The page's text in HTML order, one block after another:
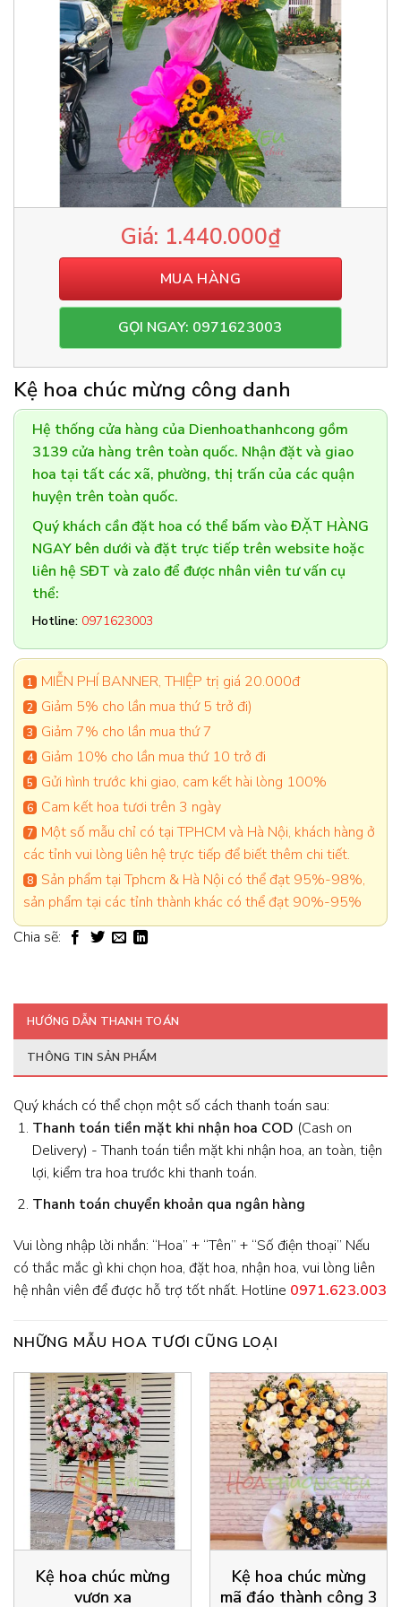
1.440.000₫
MUA HÀNG
GỌI NGAY: 0971623003
Kệ hoa chúc mừng công danh
Hệ thống cửa hàng của Dienhoathanhcong gồm
3139 cửa hàng trên toàn quốc. Nhận đặt và giao
hoa tại tất các xã, phường, thị trấn của các quận
huyện trên toàn quốc.
Quý khách cần đặt hoa có thể bấm vào ĐẶT HÀNG
NGAY bên dưới và đặt trực tiếp trên website hoặc
liên hệ SĐT và zalo để được nhân viên tư vấn cụ
thể:
Hotline: 0971623003
MIỄN PHÍ BANNER, THIỆP trị giá 20.000đ
Giảm 5% cho lần mua thứ 5 trở đi)
Giảm 7% cho lần mua thứ 7
Giảm 10% cho lần mua thứ 10 trở đi
Gửi hình trước khi giao, cam kết hài lòng 100%
Cam kết hoa tươi trên 3 ngày
Một số mẫu chỉ có tại TPHCM và Hà Nội, khách hàng ở
các tỉnh vui lòng liên hệ trực tiếp để biết thêm chi tiết.
Sản phẩm tại Tphcm & Hà Nội có thể đạt 95%-98%,
sản phẩm tại các tỉnh thành khác có thể đạt 90%-95%
Chia sẽ:
HƯỚNG DẪN THANH TOÁN
THÔNG TIN SẢN PHẨM
Quý khách có thể chọn một số cách thanh toán sau:
Thanh toán tiền mặt khi nhận hoa COD (Cash on
Delivery) - Thanh toán tiền mặt khi nhận hoa, an toàn, tiện
lợi, kiểm tra hoa trước khi thanh toán.
Thanh toán chuyển khoản qua ngân hàng
Vui lòng nhập lời nhắn: “Hoa” + “Tên” + “Số điện thoại” Nếu
có thắc mắc gì khi chọn hoa, đặt hoa, nhận hoa, vui lòng liên
hệ nhân viên để được hỗ trợ tốt nhất. Hotline 0971.623.003
NHỮNG MẪU HOA TƯƠI CŨNG LOẠI
Kệ hoa chúc mừng
vươn xa
Kệ hoa chúc mừng
mã đáo thành công 3